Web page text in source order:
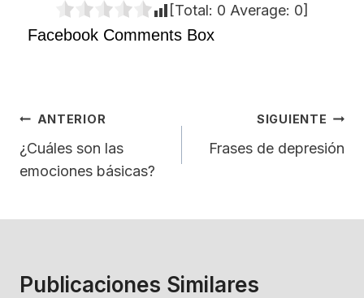
[Total: 0 Average: 0]
Facebook Comments Box
Navegación
De
Entradas
ANTERIOR
¿Cuáles son las
emociones básicas?
SIGUIENTE
Frases de depresión
Publicaciones Similares